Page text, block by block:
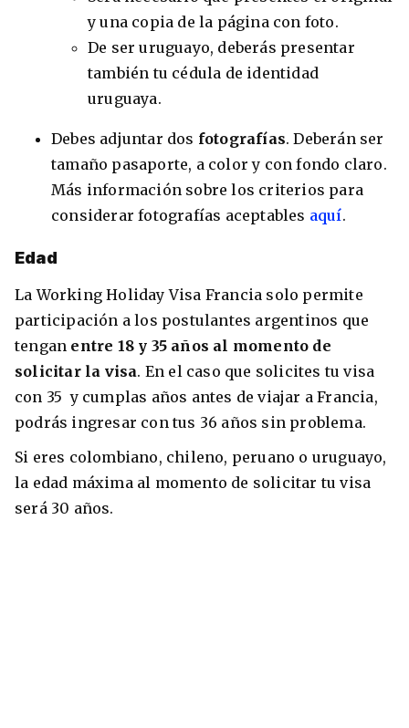
y una copia de la página con foto.
De ser uruguayo, deberás presentar
también tu cédula de identidad
uruguaya.
Debes adjuntar dos fotografías. Deberán ser
tamaño pasaporte, a color y con fondo claro.
Más información sobre los criterios para
considerar fotografías aceptables aquí.
Edad
La Working Holiday Visa Francia solo permite
participación a los postulantes argentinos que
tengan entre 18 y 35 años al momento de
solicitar la visa. En el caso que solicites tu visa
con 35 y cumplas años antes de viajar a Francia,
podrás ingresar con tus 36 años sin problema.
Si eres colombiano, chileno, peruano o uruguayo,
la edad máxima al momento de solicitar tu visa
será 30 años.